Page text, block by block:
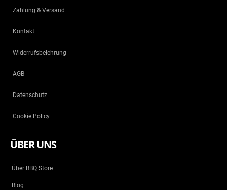
Zahlung & Versand
Kontakt
Widerrufsbelehrung
AGB
Datenschutz
Cookie Policy
ÜBER UNS
Über BBQ Store
Blog